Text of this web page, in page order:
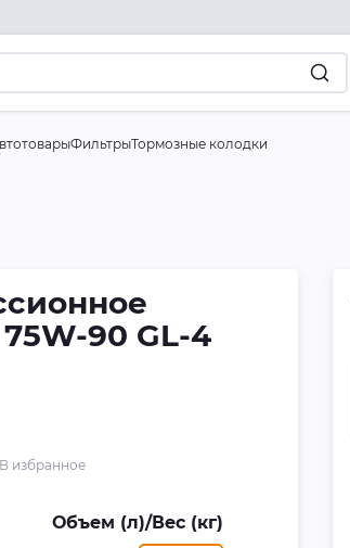
ФильтрыТормозные колодки
90 GL-4
В избранное
Объем (л)/Вес (кг)